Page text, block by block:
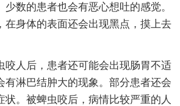
数的患者也会有恶心想吐的感觉。
在身体的表面还会出现黑点，摸上去
咬人后，患者还可能会出现肠胃不适
有淋巴结肿大的现象。部分患者还会
状。被蜱虫咬后，病情比较严重的人